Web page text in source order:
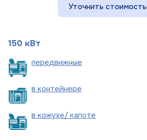
Уточнить стоимость
150 кВт
передвижные
в контейнере
в кожухе/ капоте